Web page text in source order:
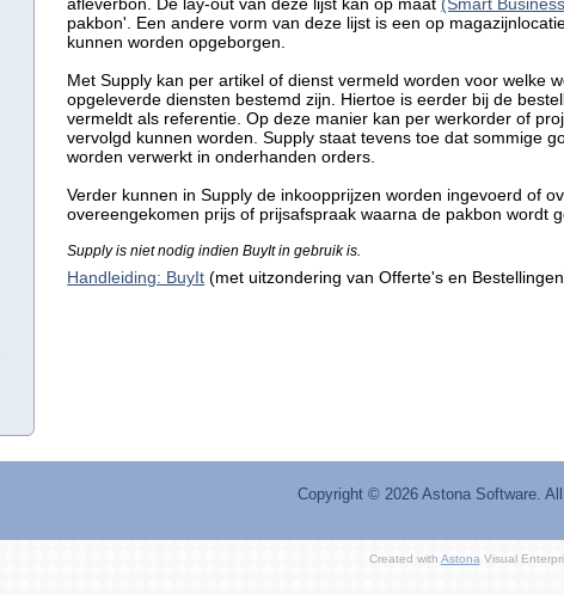
pakbon'. Een andere vorm van deze lijst is een op
kunnen worden opgeborgen.
Met Supply kan per artikel of dienst vermeld worden voor welke
opgeleverde diensten bestemd zijn. Hiertoe is eerder bij de
vermeldt als referentie. Op deze manier kan per werkorder of
vervolgd kunnen worden. Supply staat tevens toe dat sommige
worden verwerkt in onderhanden orders.
Verder kunnen in Supply de inkoopprijzen worden ingevoerd of
overeengekomen prijs of prijsafspraak waarna de pakbon wordt
Supply is niet nodig indien BuyIt in gebruik is.
Handleiding: BuyIt (met uitzondering van Offerte's en
Copyright © 2026 Astona Software .
Created with Astona Visual